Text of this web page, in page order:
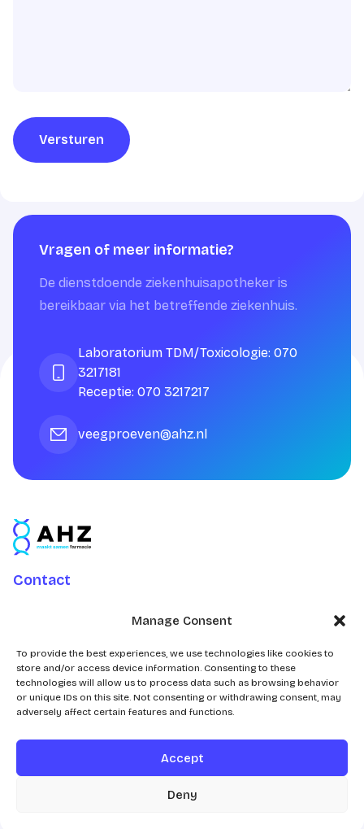
Manage Consent
To provide the best experiences, we use technologies like cookies to
store and/or access device information. Consenting to these
technologies will allow us to process data such as browsing behavior
or unique IDs on this site. Not consenting or withdrawing consent, may
adversely affect certain features and functions.
Accept
Deny
Versturen
Vragen of meer informatie?
De dienstdoende ziekenhuisapotheker is
bereikbaar via het betreffende ziekenhuis.
Laboratorium TDM/Toxicologie: 070
3217181
Receptie: 070 3217217
veegproeven@ahz.nl
Contact
Postbus 43100
2504 AC Den Haag
Zeker Zichtbaar